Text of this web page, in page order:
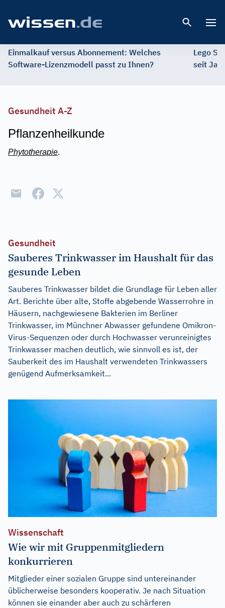
Einmalkauf versus Abonnement: Welches
Software-Lizenzmodell passt zu Ihnen?
Lego
seit
Gesundheit A-Z
Pflanzenheilkunde
Phytotherapie.
Gesundheit
Sauberes Trinkwasser im Haushalt für das
gesunde Leben
Sauberes Trinkwasser bildet die Grundlage für Leben aller
Art. Berichte über alte, Stoffe abgebende Wasserrohre in
Häusern, nachgewiesene Bakterien im Berliner
Trinkwasser, im Münchner Abwasser gefundene Omikron-
Virus-Sequenzen oder durch Hochwasser verunreinigtes
Trinkwasser machen deutlich, wie sinnvoll es ist, der
Sauberkeit des im Haushalt verwendeten Trinkwassers
genügend Aufmerksamkeit...
Wissenschaft
Wie wir mit Gruppenmitgliedern
konkurrieren
Mitglieder einer sozialen Gruppe sind untereinander
üblicherweise besonders kooperativ. Je nach Situation
können sie einander aber auch zu schärferen